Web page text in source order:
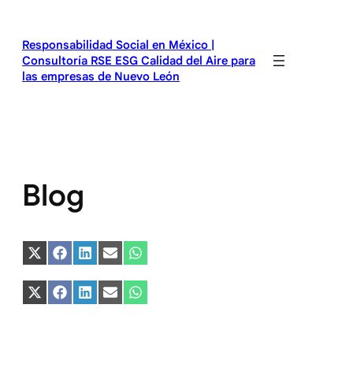
contenido
Responsabilidad Social en México |
Consultoría RSE ESG Calidad del Aire para
las empresas de Nuevo León
Blog
Compartir
en
X
(Twitter)
Compartir
en
Facebook
Compartir
en
LinkedIn
Compartir
en
Email
Compartir
en
WhatsApp
Compartir
en
Compartir
en
Compartir
en
Compartir
en
Compartir
en